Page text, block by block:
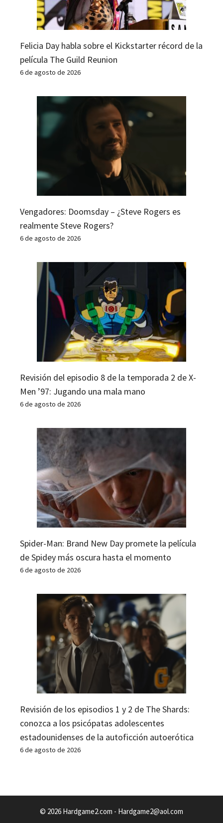
Felicia Day habla sobre el Kickstarter récord de la
película The Guild Reunion
6 de agosto de 2026
Vengadores: Doomsday – ¿Steve Rogers es
realmente Steve Rogers?
6 de agosto de 2026
Revisión del episodio 8 de la temporada 2 de X-
Men ’97: Jugando una mala mano
6 de agosto de 2026
Spider-Man: Brand New Day promete la película
de Spidey más oscura hasta el momento
6 de agosto de 2026
Revisión de los episodios 1 y 2 de The Shards:
conozca a los psicópatas adolescentes
estadounidenses de la autoficción autoerótica
6 de agosto de 2026
© 2026 Hardgame2.com - Hardgame2@aol.com